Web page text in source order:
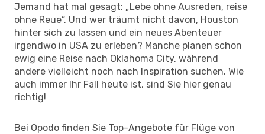
Jemand hat mal gesagt: „Lebe ohne Ausreden, reise
ohne Reue“. Und wer träumt nicht davon, Houston
hinter sich zu lassen und ein neues Abenteuer
irgendwo in USA zu erleben? Manche planen schon
ewig eine Reise nach Oklahoma City, während
andere vielleicht noch nach Inspiration suchen. Wie
auch immer Ihr Fall heute ist, sind Sie hier genau
richtig!
Bei Opodo finden Sie Top-Angebote für Flüge von